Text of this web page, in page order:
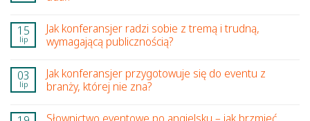
15
lip
Jak konferansjer radzi sobie z tremą i trudną,
wymagającą publicznością?
03
lip
Jak konferansjer przygotowuje się do eventu z
branży, której nie zna?